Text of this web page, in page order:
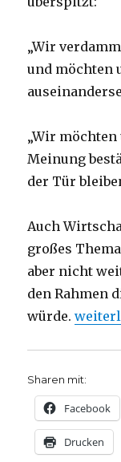
„Wir
und möchten
„Wir
Meinung
der Tür
Auch
großes
aber nicht
den Rahmen
würde.
Sharen mit:
Facebook
Drucken